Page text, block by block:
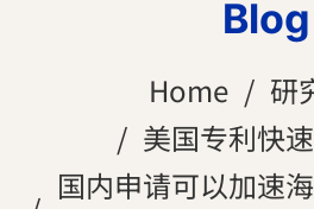
Blog
Home
研
美国专利快
国内申请可以加速